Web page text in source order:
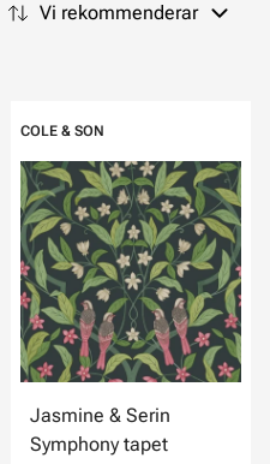
Vi rekommenderar
COLE & SON
Jasmine & Serin
Symphony tapet